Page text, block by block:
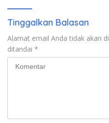
Tinggalkan Balasan
Alamat email Anda tidak akan
ditandai *